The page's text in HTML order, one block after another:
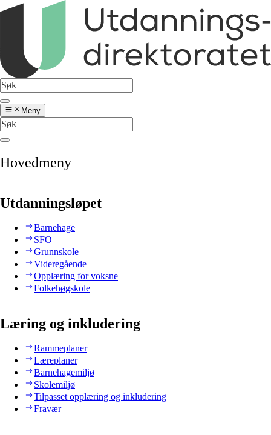
Meny
Hovedmeny
Utdanningsløpet
Barnehage
SFO
Grunnskole
Videregående
Opplæring for voksne
Folkehøgskole
Læring og inkludering
Rammeplaner
Læreplaner
Barnehagemiljø
Skolemiljø
Tilpasset opplæring og inkludering
Fravær